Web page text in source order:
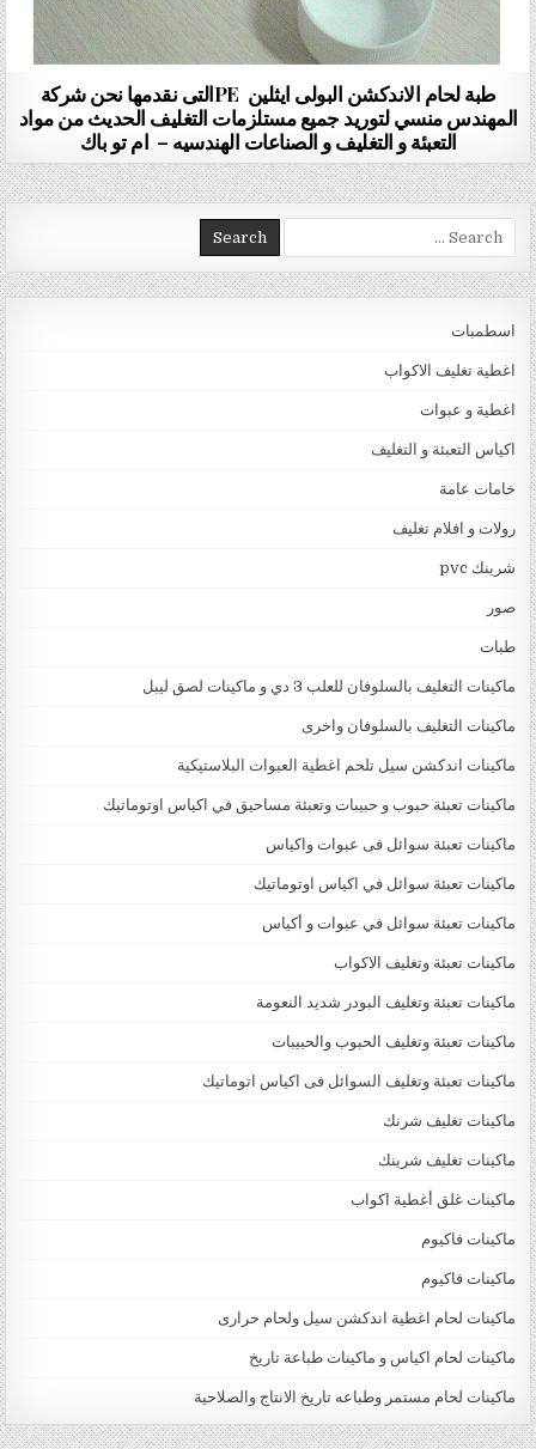
طبة لحام الاندكشن البولى ايثلين PEالتى نقدمها نحن شركة
المهندس منسي لتوريد جميع مستلزمات التغليف الحديث من مواد
التعبئة و التغليف و الصناعات الهندسيه – ام تو باك
Search for:
اسطمبات
اغطية تغليف الاكواب
اغطية و عبوات
اكياس التعبئة و التغليف
خامات عامة
رولات و افلام تغليف
شرينك pvc
صور
طبات
ماكينات التغليف بالسلوفان للعلب 3 دي و ماكينات لصق ليبل
ماكينات التغليف بالسلوفان واخرى
ماكينات اندكشن سيل تلحم اغطية العبوات البلاستيكية
ماكينات تعبئة حبوب و حبيبات وتعبئة مساحيق في اكياس اوتوماتيك
ماكينات تعبئة سوائل فى عبوات واكياس
ماكينات تعبئة سوائل في اكياس اوتوماتيك
ماكينات تعبئة سوائل في عبوات و أكياس
ماكينات تعبئة وتغليف الاكواب
ماكينات تعبئة وتغليف البودر شديد النعومة
ماكينات تعبئة وتغليف الحبوب والحبيبات
ماكينات تعبئة وتغليف السوائل فى اكياس اتوماتيك
ماكينات تغليف شرنك
ماكينات تغليف شرينك
ماكينات غلق أغطية اكواب
ماكينات فاكيوم
ماكينات فاكيوم
ماكينات لحام اغطية اندكشن سيل ولحام حرارى
ماكينات لحام اكياس و ماكينات طباعة تاريخ
ماكينات لحام مستمر وطباعه تاريخ الانتاج والصلاحية